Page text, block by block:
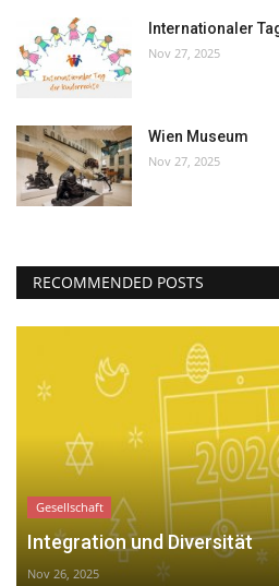
Internationaler
Nov 27, 2025
Wien Museum
Nov 27, 2025
RECOMMENDED POSTS
Gesellschaft
Integration und Diversität
Nov 26, 2025